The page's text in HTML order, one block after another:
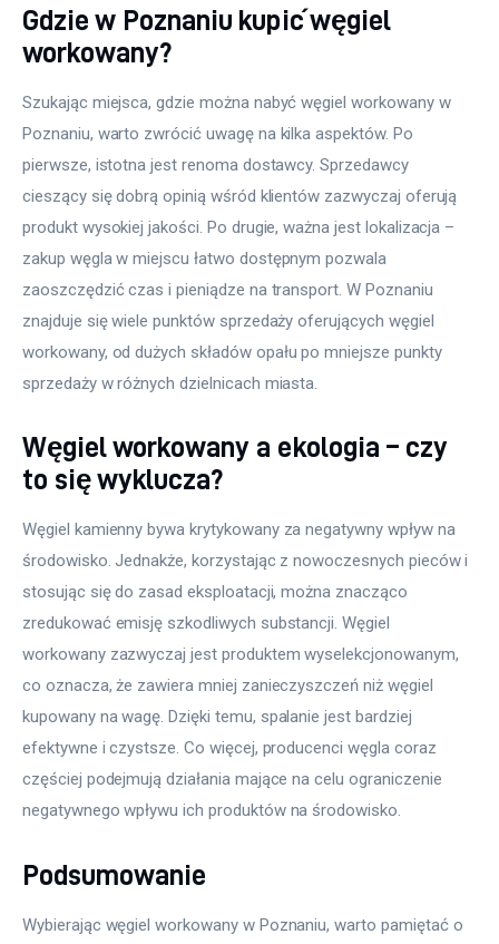
Gdzie w Poznaniu kupić węgiel
workowany?
Szukając miejsca, gdzie można nabyć węgiel workowany w
Poznaniu, warto zwrócić uwagę na kilka aspektów. Po
pierwsze, istotna jest renoma dostawcy. Sprzedawcy
cieszący się dobrą opinią wśród klientów zazwyczaj oferują
produkt wysokiej jakości. Po drugie, ważna jest lokalizacja –
zakup węgla w miejscu łatwo dostępnym pozwala
zaoszczędzić czas i pieniądze na transport. W Poznaniu
znajduje się wiele punktów sprzedaży oferujących węgiel
workowany, od dużych składów opału po mniejsze punkty
sprzedaży w różnych dzielnicach miasta.
Węgiel workowany a ekologia – czy
to się wyklucza?
Węgiel kamienny bywa krytykowany za negatywny wpływ na
środowisko. Jednakże, korzystając z nowoczesnych pieców i
stosując się do zasad eksploatacji, można znacząco
zredukować emisję szkodliwych substancji. Węgiel
workowany zazwyczaj jest produktem wyselekcjonowanym,
co oznacza, że zawiera mniej zanieczyszczeń niż węgiel
kupowany na wagę. Dzięki temu, spalanie jest bardziej
efektywne i czystsze. Co więcej, producenci węgla coraz
częściej podejmują działania mające na celu ograniczenie
negatywnego wpływu ich produktów na środowisko.
Podsumowanie
Wybierając węgiel workowany w Poznaniu, warto pamiętać o